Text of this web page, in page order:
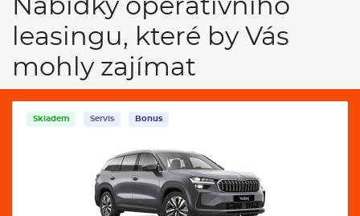
Nabídky operativního
leasingu, které by Vás
mohly zajímat
Skladem Servis Bonus